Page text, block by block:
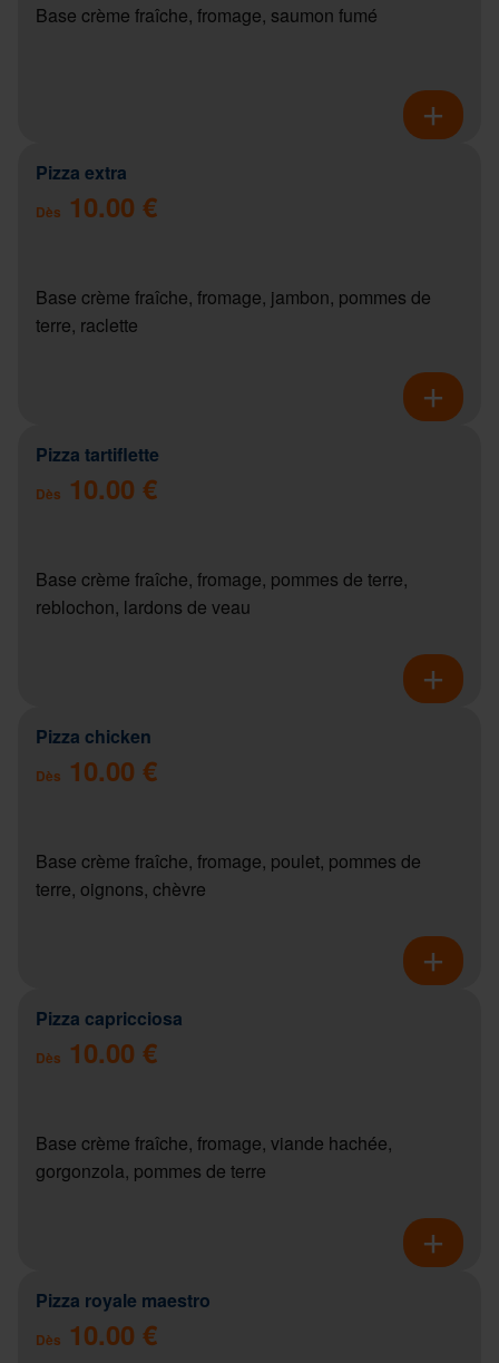
Base crème fraîche, fromage, saumon fumé
Pizza extra
Dès 10.00 €
Base crème fraîche, fromage, jambon, pommes de
terre, raclette
Pizza tartiflette
Dès 10.00 €
Base crème fraîche, fromage, pommes de terre,
reblochon, lardons de veau
Pizza chicken
Dès 10.00 €
Base crème fraîche, fromage, poulet, pommes de
terre, oignons, chèvre
Pizza capricciosa
Dès 10.00 €
Base crème fraîche, fromage, viande hachée,
gorgonzola, pommes de terre
Pizza royale maestro
Dès 10.00 €